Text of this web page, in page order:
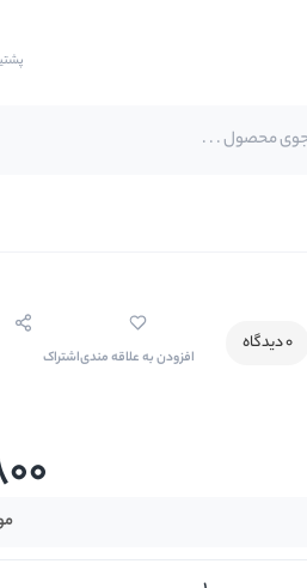
0 دیدگاه
افزودن به علاقه مندیاشتراک